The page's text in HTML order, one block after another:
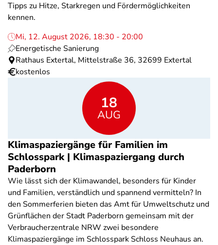
Tipps zu Hitze, Starkregen und Fördermöglichkeiten
kennen.
Mi, 12. August 2026, 18:30 - 20:00
Energetische Sanierung
Rathaus Extertal, Mittelstraße 36, 32699 Extertal
kostenlos
18
AUG
Klimaspaziergänge für Familien im
Schlosspark | Klimaspaziergang durch
Paderborn
Wie lässt sich der Klimawandel, besonders für Kinder
und Familien, verständlich und spannend vermitteln? In
den Sommerferien bieten das Amt für Umweltschutz und
Grünflächen der Stadt Paderborn gemeinsam mit der
Verbraucherzentrale NRW zwei besondere
Klimaspaziergänge im Schlosspark Schloss Neuhaus an.